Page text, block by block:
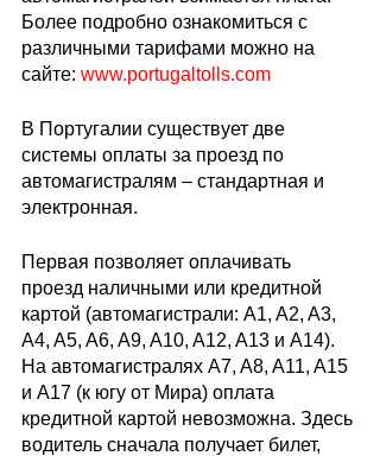
Более подробно ознакомиться с
различными тарифами можно на
сайте: www.portugaltolls.com
В Португалии существует две
системы оплаты за проезд по
автомагистралям – стандартная и
электронная.
Первая позволяет оплачивать
проезд наличными или кредитной
картой (автомагистрали: A1, A2, A3,
A4, A5, A6, A9, A10, A12, A13 и A14).
На автомагистралях A7, A8, A11, A15
и A17 (к югу от Мира) оплата
кредитной картой невозможна. Здесь
водитель сначала получает билет,